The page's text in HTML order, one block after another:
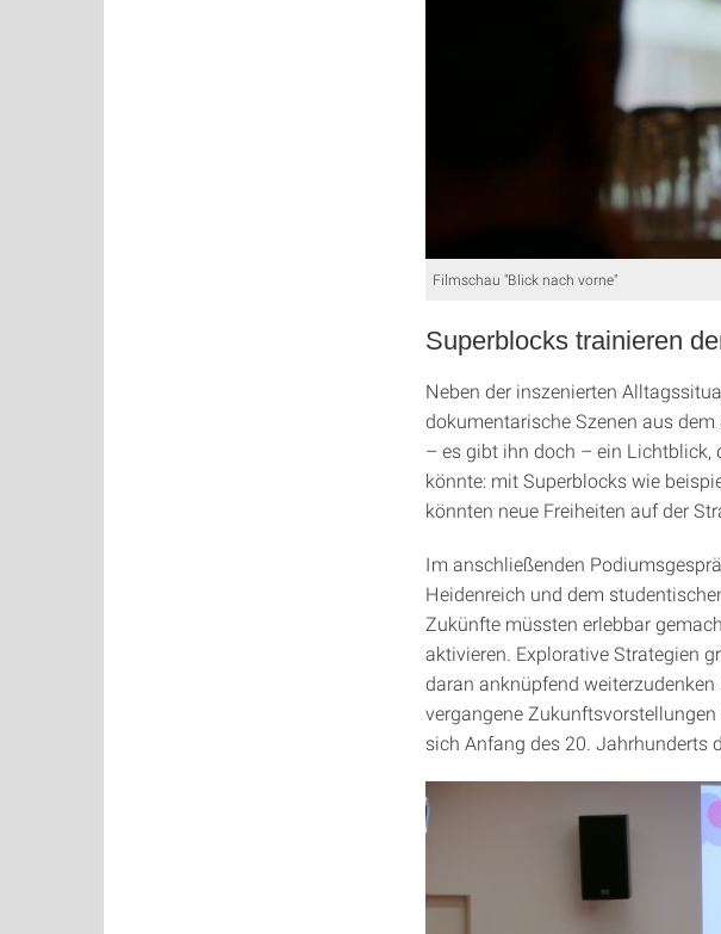
Filmschau "Blick nach vorne"
Superblocks trainieren
Neben der inszenierten
dokumentarische Szenen aus
– es gibt ihn doch – ein Lichtblick,
könnte: mit Superblocks wie
könnten neue Freiheiten auf der
Im anschließenden
Heidenreich und dem
Zukünfte müssten erlebbar
aktivieren. Explorative Strategien
daran anknüpfend
vergangene
sich Anfang des 20. Jahrhunderts